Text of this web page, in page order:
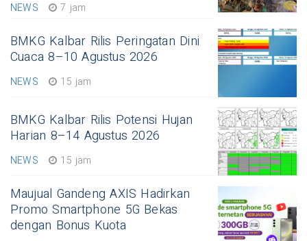
NEWS 7 jam
BMKG Kalbar Rilis Peringatan Dini
Cuaca 8–10 Agustus 2026
NEWS 15 jam
BMKG Kalbar Rilis Potensi Hujan
Harian 8–14 Agustus 2026
NEWS 15 jam
Maujual Gandeng AXIS Hadirkan
Promo Smartphone 5G Bekas
dengan Bonus Kuota